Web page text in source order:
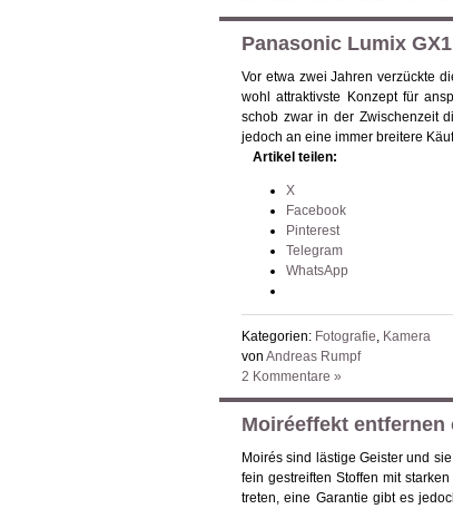
Panasonic Lumix
Vor etwa zwei Jahren verzückte
wohl attraktivste Konzept für
schob zwar in der Zwischenzeit
jedoch an eine immer breitere
Artikel teilen:
X
Facebook
Pinterest
Telegram
WhatsApp
Kategorien: Fotografie, Kamera
von Andreas Rumpf
2 Kommentare »
Moiréeffekt
Moirés sind lästige Geister und
fein gestreiften Stoffen mit
treten, eine Garantie gibt es